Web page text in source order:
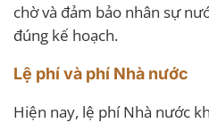
chờ và đảm bảo nhân sự
đúng kế hoạch.
Lệ phí và phí Nhà nước
Hiện nay, lệ phí Nhà nước